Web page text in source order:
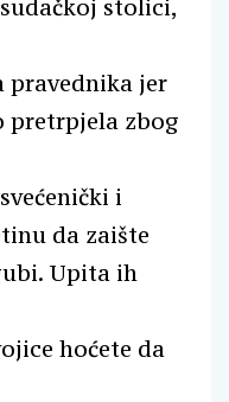
stolici,
pravednika jer
pretrpjela zbog
i
da zaište
Upita ih
hoćete da